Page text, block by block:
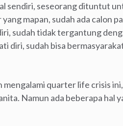
sendiri, seseorang dituntut
mapan, sudah ada calon
sudah tidak tergantung
diri, sudah bisa
mengalami quarter life crisis
Namun ada beberapa hal